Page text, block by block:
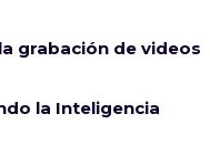
grabación de videos
la Inteligencia